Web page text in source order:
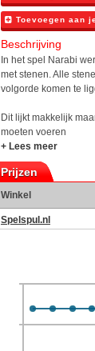
Toevoegen aan
Beschrijving
In het spel Narabi
met stenen. Alle
volgorde komen te
Dit lijkt makkelijk
moeten voeren
+ Lees meer
Prijzen
Winkel
Spelspul.nl